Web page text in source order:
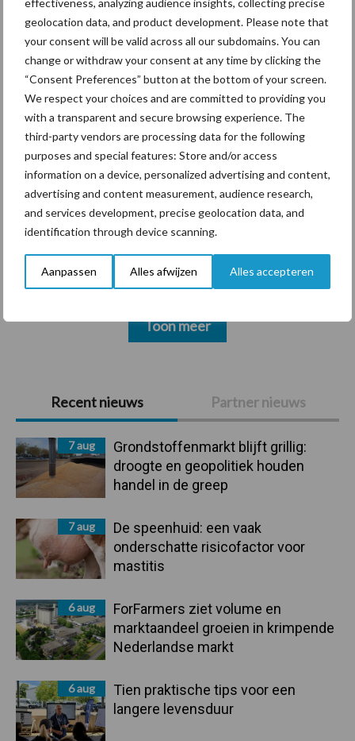
effectiveness, analyzing audience insights, collecting precise
geolocation data, and product development. Please note that
your consent will be valid across all our subdomains. You can
change or withdraw your consent at any time by clicking the
“Consent Preferences” button at the bottom of your screen.
We respect your choices and are committed to providing you
with a transparent and secure browsing experience. The
third-party vendors are processing data for the following
purposes and special features: Store and/or access
information on a device, personalized advertising and content,
advertising and content measurement, audience research,
and services development, precise geolocation data, and
identification through device scanning.
Aanpassen Alles afwijzen Alles accepteren
Primaire
Sidebar
Recent nieuws Partner nieuws
7 aug
Grondstoffenmarkt blijft grillig:
droogte en geopolitiek houden
handel in de greep
7 aug
De speenhuid: een vaak
onderschatte risicofactor voor
mastitis
6 aug
ForFarmers ziet volume en
marktaandeel groeien in krimpende
Nederlandse markt
6 aug
Tien praktische tips voor een
langere levensduur
markt
Themapagina's
Diergezondheid Bemesting Fokkerij
Beregening Bijproducten
Toon meer